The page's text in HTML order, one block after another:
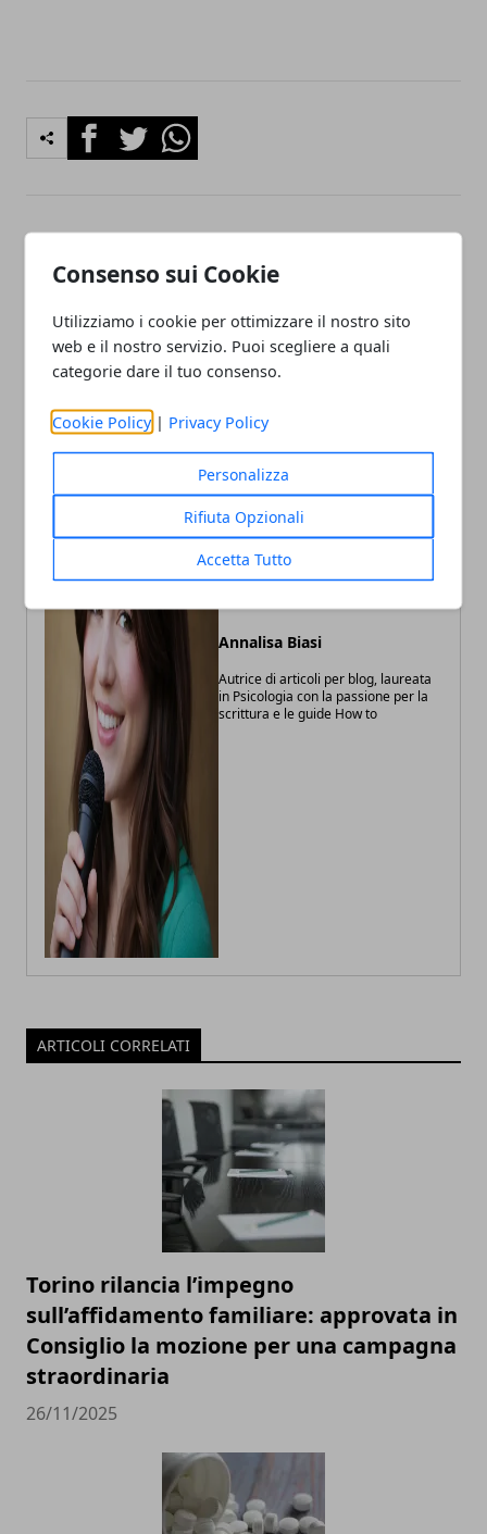
Consenso sui Cookie
Utilizziamo i cookie per ottimizzare il nostro sito
web e il nostro servizio. Puoi scegliere a quali
categorie dare il tuo consenso.
Cookie Policy | Privacy Policy
Personalizza
Rifiuta Opzionali
Accetta Tutto
FacebookTwitterWhatsapp
Come si fa un aeroplano di
pieghe precise e volo
stabile
Torino, controlli antidroga
arresti e due denunce
Annalisa Biasi
Autrice di articoli per blog, laureata
in Psicologia con la passione per la
scrittura e le guide How to
ARTICOLI CORRELATI
Torino rilancia l’impegno
sull’affidamento familiare: approvata in
Consiglio la mozione per una campagna
straordinaria
26/11/2025